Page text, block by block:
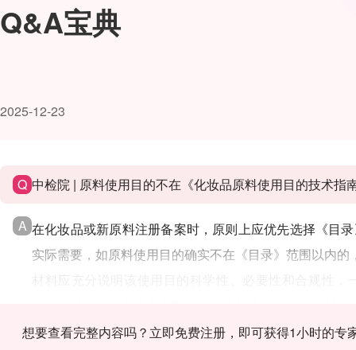
Q&A宝典
2025-12-23
想要查看完整内容吗？立即免费注册，即可获得1小时的专
Q 中检院 | 原料使用目的不在《化妆品原料使用目的技术指
A 在化妆品或新原料注册备案时，原则上应优先选择《目
实际需要，如原料使用目的确实不在《目录》范围以内